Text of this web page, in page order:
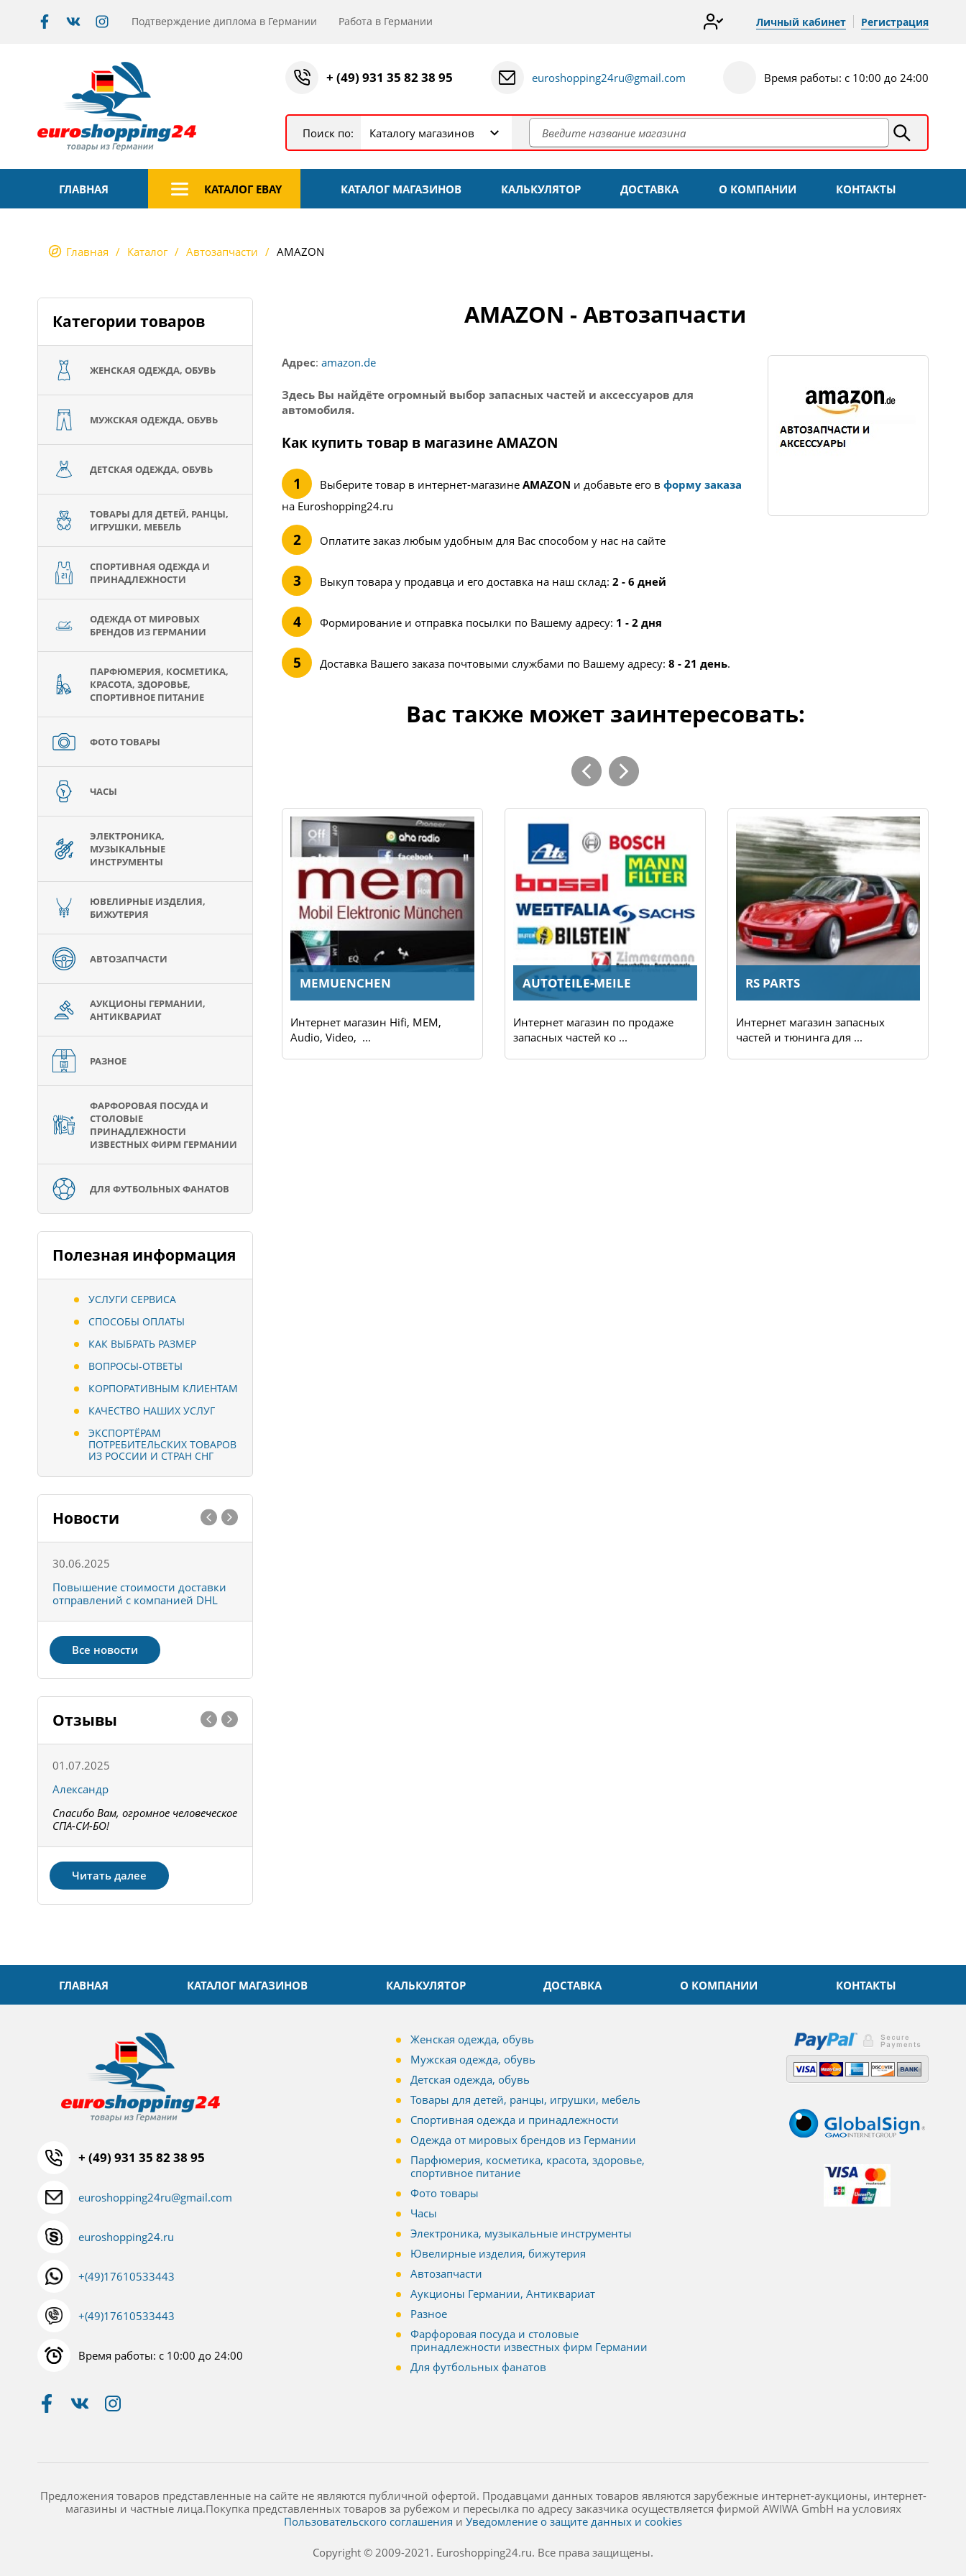
Подтверждение диплома в Германии Работа в Германии Личный кабинет Регистрация
+ (49) 931 35 82 38 95 euroshopping24ru@gmail.com Время работы: с 10:00 до 24:00
Поиск по: Каталогу магазинов
ГЛАВНАЯ КАТАЛОГ EBAY КАТАЛОГ МАГАЗИНОВ КАЛЬКУЛЯТОР ДОСТАВКА О КОМПАНИИ КОНТАКТЫ
Главная Каталог Автозапчасти AMAZON
Категории товаров
ЖЕНСКАЯ ОДЕЖДА, ОБУВЬ
МУЖСКАЯ ОДЕЖДА, ОБУВЬ
ДЕТСКАЯ ОДЕЖДА, ОБУВЬ
ТОВАРЫ ДЛЯ ДЕТЕЙ, РАНЦЫ,
ИГРУШКИ, МЕБЕЛЬ
СПОРТИВНАЯ ОДЕЖДА И
ПРИНАДЛЕЖНОСТИ
ОДЕЖДА ОТ МИРОВЫХ
БРЕНДОВ ИЗ ГЕРМАНИИ
ПАРФЮМЕРИЯ, КОСМЕТИКА,
КРАСОТА, ЗДОРОВЬЕ,
СПОРТИВНОЕ ПИТАНИЕ
ФОТО ТОВАРЫ
ЧАСЫ
ЭЛЕКТРОНИКА,
МУЗЫКАЛЬНЫЕ
ИНСТРУМЕНТЫ
ЮВЕЛИРНЫЕ ИЗДЕЛИЯ,
БИЖУТЕРИЯ
АВТОЗАПЧАСТИ
АУКЦИОНЫ ГЕРМАНИИ,
АНТИКВАРИАТ
РАЗНОЕ
ФАРФОРОВАЯ ПОСУДА И
СТОЛОВЫЕ
ПРИНАДЛЕЖНОСТИ
ИЗВЕСТНЫХ ФИРМ ГЕРМАНИИ
ДЛЯ ФУТБОЛЬНЫХ ФАНАТОВ
Полезная информация
УСЛУГИ СЕРВИСА
СПОСОБЫ ОПЛАТЫ
КАК ВЫБРАТЬ РАЗМЕР
ВОПРОСЫ-ОТВЕТЫ
КОРПОРАТИВНЫМ КЛИЕНТАМ
КАЧЕСТВО НАШИХ УСЛУГ
ЭКСПОРТЁРАМ
ПОТРЕБИТЕЛЬСКИХ ТОВАРОВ
ИЗ РОССИИ И СТРАН СНГ
Новости
30.06.2025
Повышение стоимости доставки
отправлений с компанией DHL
Все новости
Отзывы
01.07.2025
Александр
Спасибо Вам, огромное человеческое
СПА-СИ-БО!
Читать далее
AMAZON - Автозапчасти
Адрес: amazon.de
Здесь Вы найдёте огромный выбор запасных частей и аксессуаров для
автомобиля.
Как купить товар в магазине AMAZON
Выберите товар в интернет-магазине AMAZON и добавьте его в форму заказа
на Euroshopping24.ru
Оплатите заказ любым удобным для Вас способом у нас на сайте
Выкуп товара у продавца и его доставка на наш склад: 2 - 6 дней
Формирование и отправка посылки по Вашему адресу: 1 - 2 дня
Доставка Вашего заказа почтовыми службами по Вашему адресу: 8 - 21 день.
Вас также может заинтересовать:
TEILEHABER
Интернет магазин запасных
частей еа все марки а...
MEMUENCHEN
Интернет магазин Hifi, MEM,
Audio, Video, ...
AUTOTEILE-MEILE
Интернет магазин по продаже
запасных частей ко ...
RS PARTS
Интернет магазин запасных
частей и тюнинга для ...
ГЛАВНАЯ КАТАЛОГ МАГАЗИНОВ КАЛЬКУЛЯТОР ДОСТАВКА О КОМПАНИИ КОНТАКТЫ
+ (49) 931 35 82 38 95
euroshopping24ru@gmail.com
euroshopping24.ru
+(49)17610533443
+(49)17610533443
Время работы: с 10:00 до 24:00
Женская одежда, обувь
Мужская одежда, обувь
Детская одежда, обувь
Товары для детей, ранцы, игрушки, мебель
Спортивная одежда и принадлежности
Одежда от мировых брендов из Германии
Парфюмерия, косметика, красота, здоровье,
спортивное питание
Фото товары
Часы
Электроника, музыкальные инструменты
Ювелирные изделия, бижутерия
Автозапчасти
Аукционы Германии, Антиквариат
Разное
Фарфоровая посуда и столовые
принадлежности известных фирм Германии
Для футбольных фанатов
Предложения товаров представленные на сайте не являются публичной офертой. Продавцами данных товаров являются зарубежные интернет-аукционы, интернет-
магазины и частные лица.Покупка представленных товаров за рубежом и пересылка по адресу заказчика осуществляется фирмой AWIWA GmbH на условиях
Пользовательского соглашения и Уведомление о защите данных и cookies
Copyright © 2009-2021. Euroshopping24.ru. Все права защищены.